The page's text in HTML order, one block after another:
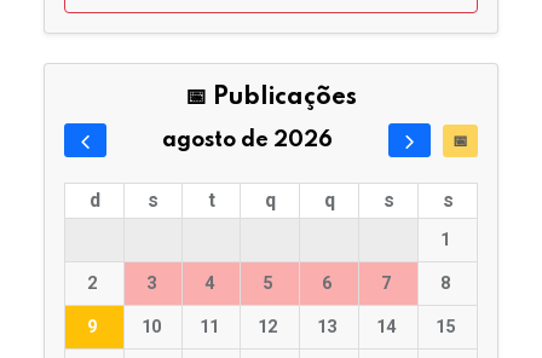
📅 Publicações
agosto de 2026 📅
d s t q q s s
1
2 3 4 5 6 7 8
9 10 11 12 13 14 15